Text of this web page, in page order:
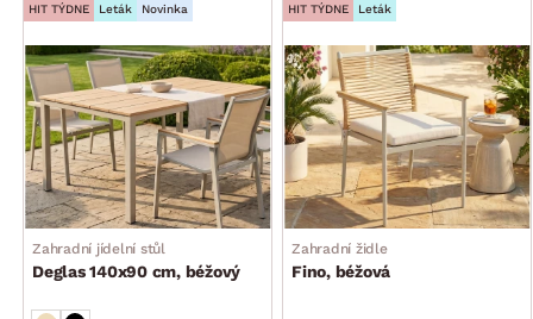
HIT TÝDNE Leták Novinka
Zahradní jídelní stůl
Deglas 140x90 cm, béžový
HIT TÝDNE Leták
Zahradní židle
Fino, béžová